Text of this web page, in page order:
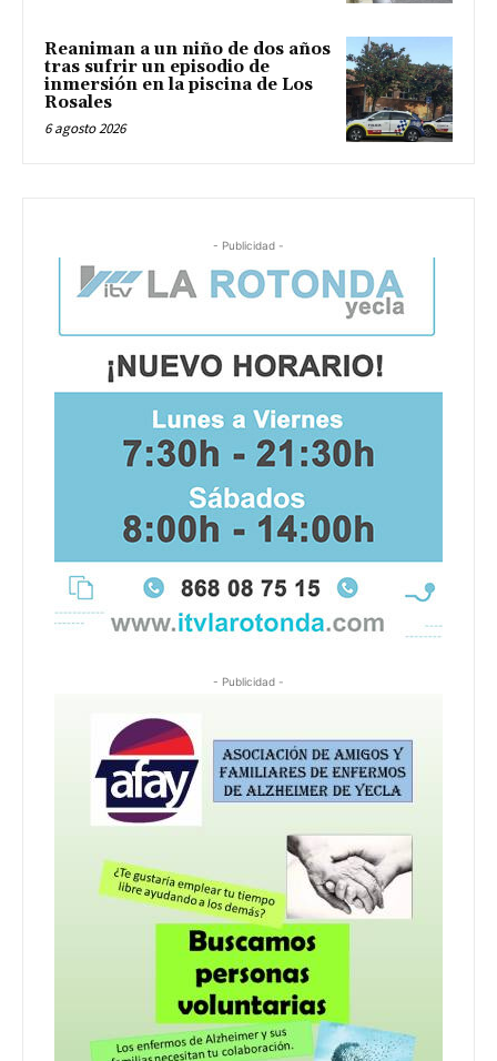
Reaniman a un niño de dos años
tras sufrir un episodio de
inmersión en la piscina de Los
Rosales
6 agosto 2026
- Publicidad -
- Publicidad -